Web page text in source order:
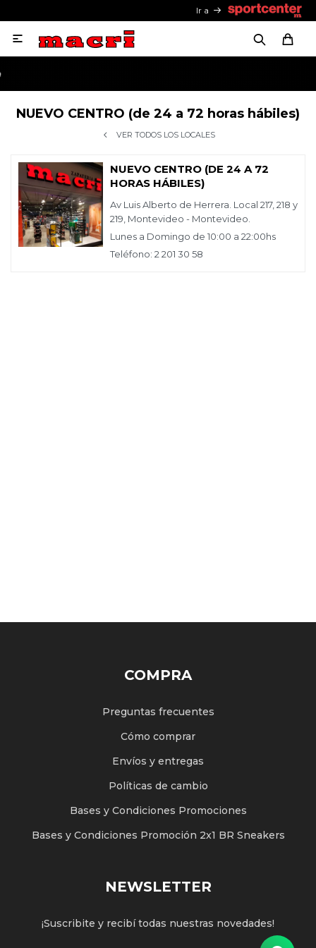
Ir a

NUEVO CENTRO (de 24 a 72 horas hábiles)
VER TODOS LOS LOCALES
NUEVO CENTRO (DE 24 A 72
HORAS HÁBILES)
Av Luis Alberto de Herrera. Local 217, 218 y
219, Montevideo - Montevideo.
Lunes a Domingo de 10:00 a 22:00hs
Teléfono: 2 201 30 58
COMPRA
Preguntas frecuentes
Cómo comprar
Envíos y entregas
Políticas de cambio
Bases y Condiciones Promociones
Bases y Condiciones Promoción 2x1 BR Sneakers
NEWSLETTER
¡Suscribite y recibí todas nuestras novedades!